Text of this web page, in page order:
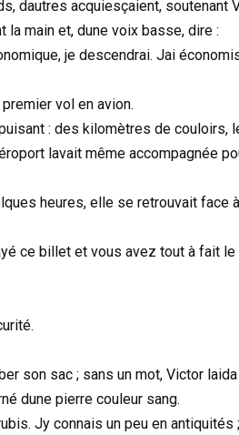
dautres acquiesçaient, soutenant
main et, dune voix basse, dire :
je descendrai. Jai
vol en avion.
: des kilomètres de couloirs,
lavait même accompagnée
heures, elle se retrouvait face
ce billet et vous avez tout à fait
son sac ; sans un mot, Victor
dune pierre couleur sang.
Jy connais un peu en antiquités